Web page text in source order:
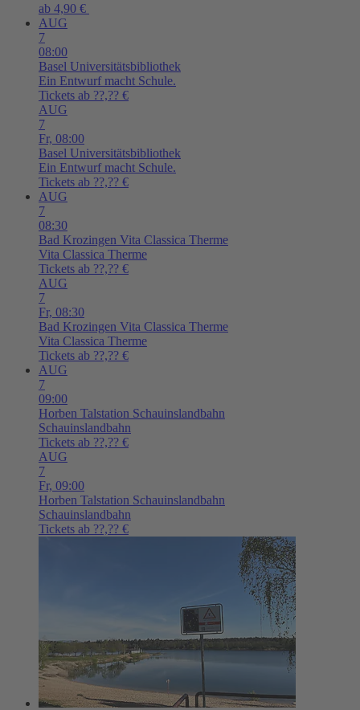
ab 4,90 €
AUG
7
08:00
Basel Universitätsbibliothek
Ein Entwurf macht Schule.
Tickets ab ??,?? €
AUG
7
Fr, 08:00
Basel Universitätsbibliothek
Ein Entwurf macht Schule.
Tickets ab ??,?? €
AUG
7
08:30
Bad Krozingen Vita Classica Therme
Vita Classica Therme
Tickets ab ??,?? €
AUG
7
Fr, 08:30
Bad Krozingen Vita Classica Therme
Vita Classica Therme
Tickets ab ??,?? €
AUG
7
09:00
Horben Talstation Schauinslandbahn
Schauinslandbahn
Tickets ab ??,?? €
AUG
7
Fr, 09:00
Horben Talstation Schauinslandbahn
Schauinslandbahn
Tickets ab ??,?? €